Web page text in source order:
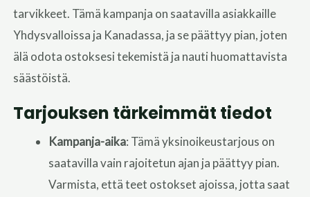
tarvikkeet. Tämä kampanja on saatavilla asiakkaille
Yhdysvalloissa ja Kanadassa, ja se päättyy pian, joten
älä odota ostoksesi tekemistä ja nauti huomattavista
säästöistä.
Tarjouksen tärkeimmät tiedot
Kampanja-aika: Tämä yksinoikeustarjous on
saatavilla vain rajoitetun ajan ja päättyy pian.
Varmista, että teet ostokset ajoissa, jotta saat